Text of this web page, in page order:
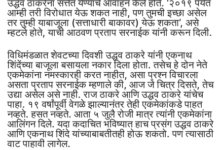
उद्धव ठाकरेंना सत्तेत येण्याचे आवाहन केले होते. ‘२०१९ पर्यंत
आम्ही तरी विरोधात येऊ शकत नाही, पण तुमची इच्छा असेल
तर तुम्ही याबाजूला (सत्ताधारी बाकावर) येऊ शकता’, असे
म्हटले होते, याची आठवण प्रताप सरनाईक यांनी करून दिली.
विधिमंडळात शेवटच्या दिवशी उद्धव ठाकरे यांनी एकनाथ
शिंदेंच्या बाजूला बसायला नकार दिला होता. तसेच हे दोन नेते
एकमेकांना नमस्कारही करत नाहीत, असा प्रश्न विचारला
असता प्रताप सरनाईक म्हणाले की, आज जे चित्र दिसते, तेच
उद्या असेल असे नाही. राज ठाकरे आणि उद्धव ठाकरे यांचेच
पाहा. १९ वर्षांपूर्वी वेगळे झाल्यानंतर तेही एकमेकांकडे पाहत
नव्हते. हसत नव्हते. आता ५ जुलै रोजी मात्र त्यांनी एकमेकांना
आलिंगन दिले. यदा कदाचित भविष्यात हाच प्रसंग उद्धव ठाकरे
आणि एकनाथ शिंदे यांच्याबाबतीतही होऊ शकतो. पण त्यासाठी
वाट पाहावी लागेल.